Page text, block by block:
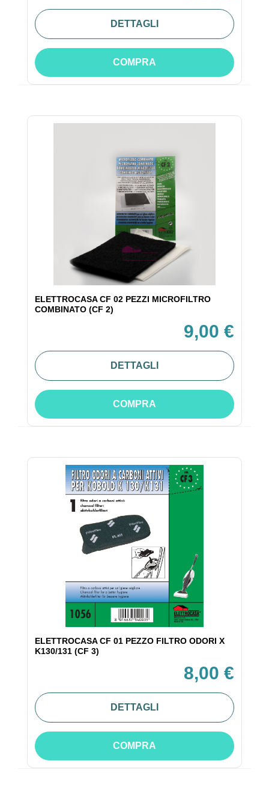
DETTAGLI
COMPRA
ELETTROCASA CF 02 PEZZI MICROFILTRO
COMBINATO (CF 2)
9,00 €
DETTAGLI
COMPRA
ELETTROCASA CF 01 PEZZO FILTRO ODORI X
K130/131 (CF 3)
8,00 €
DETTAGLI
COMPRA